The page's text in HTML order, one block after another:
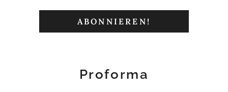
Proforma